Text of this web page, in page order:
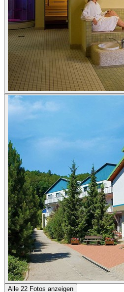
Alle 22 Fotos anzeigen